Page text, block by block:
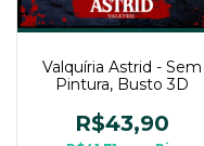
Valquíria Astrid - Sem
Pintura, Busto 3D
R$43,90